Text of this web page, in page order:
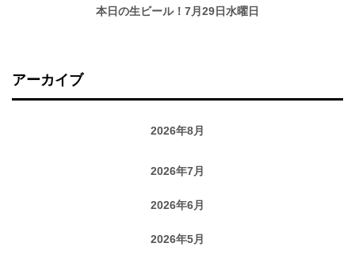
本日の生ビール！7月29日水曜日
アーカイブ
2026年8月
2026年7月
2026年6月
2026年5月